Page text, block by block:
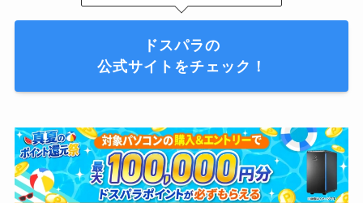
ドスパラの
公式サイトをチェック！